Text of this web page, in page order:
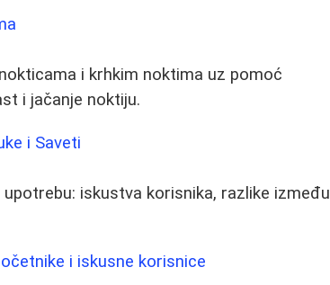
i krhkim noktima uz pomoć
i jačanje noktiju.
i Saveti
iskustva korisnika, razlike između
i iskusne korisnice